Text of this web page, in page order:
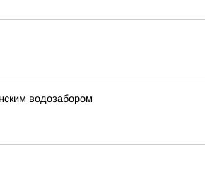
водозабором